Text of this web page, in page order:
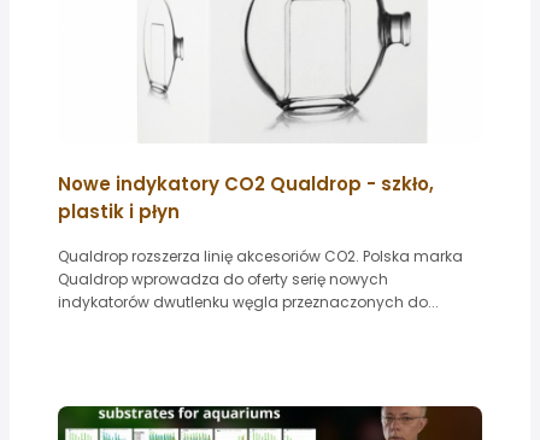
Nowe indykatory CO2 Qualdrop - szkło,
plastik i płyn
Qualdrop rozszerza linię akcesoriów CO2. Polska marka
Qualdrop wprowadza do oferty serię nowych
indykatorów dwutlenku węgla przeznaczonych do...